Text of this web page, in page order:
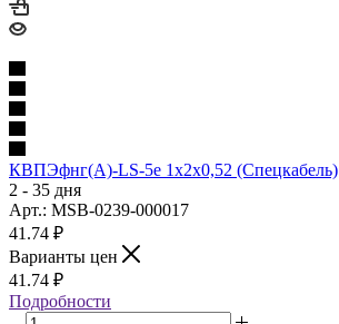
КВПЭфнг(А)-LS-5е 1х2х0,52 (Спецкабель)
2 - 35 дня
Арт.: MSB-0239-000017
41.74 ₽
Варианты цен
41.74 ₽
Подробности